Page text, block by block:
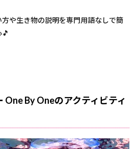
や生き物の説明を専門用語なしで簡
One By Oneのアクティビティ